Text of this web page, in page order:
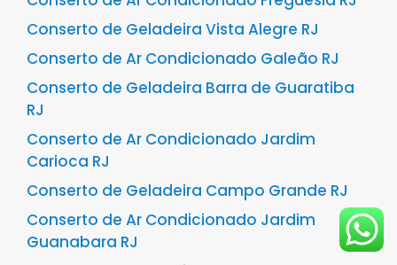
Conserto de Geladeira Vista Alegre RJ
Conserto de Ar Condicionado Galeão RJ
Conserto de Geladeira Barra de Guaratiba
RJ
Conserto de Ar Condicionado Jardim
Carioca RJ
Conserto de Geladeira Campo Grande RJ
Conserto de Ar Condicionado Jardim
Guanabara RJ